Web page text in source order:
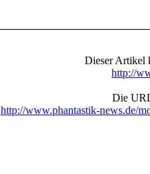
Dieser Artikel
http://
Die
http://www.phantastik-news.de/